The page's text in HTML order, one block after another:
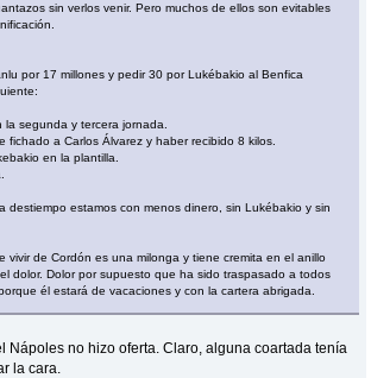
sin verlos venir. Pero muchos de ellos son evitables
por 17 millones y pedir 30 por Lukébakio al Benfica
la segunda y tercera jornada.
fichado a Carlos Álvarez y haber recibido 8 kilos.
en la plantilla.
destiempo estamos con menos dinero, sin Lukébakio y sin
vivir de Cordón es una milonga y tiene cremita en el anillo
dolor. Dolor por supuesto que ha sido traspasado a todos
él estará de vacaciones y con la cartera abrigada.
Nápoles no hizo oferta. Claro, alguna coartada tenía
la cara.